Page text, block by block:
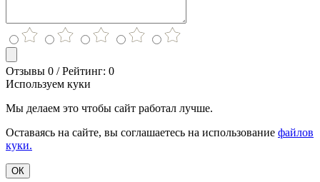
Отзывы 0 / Рейтинг: 0
Используем куки
Мы делаем это чтобы сайт работал лучше.
Оставаясь на сайте, вы соглашаетесь на использование файлов
куки.
ОК